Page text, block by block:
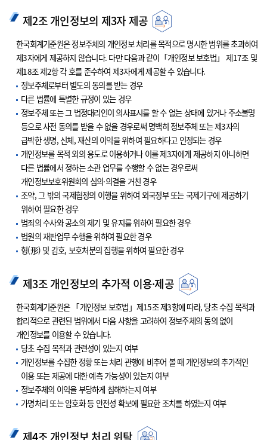
제2조 개인정보의 제3자 제공
한국회계기준원은 정보주체의 개인정보 처리를 목적으로 명시한 범위를 초과하여
제3자에게 제공하지 않습니다. 다만 다음과 같이「개인정보 보호법」 제17조 및
제18조 제2항 각 호를 준수하여 제3자에게 제공할 수 있습니다.
정보주체로부터 별도의 동의를 받는 경우
다른 법률에 특별한 규정이 있는 경우
정보주체 또는 그 법정대리인이 의사표시를 할 수 없는 상태에 있거나 주소불명
등으로 사전 동의를 받을 수 없을 경우로써 명백히 정보주체 또는 제3자의
급박한 생명, 신체, 재산의 이익을 위하여 필요하다고 인정되는 경우
개인정보를 목적 외의 용도로 이용하거나 이를 제3자에게 제공하지 아니하면
다른 법률에서 정하는 소관 업무를 수행할 수 없는 경우로써
개인정보보호위원회의 심의·의결을 거친 경우
조약, 그 밖의 국제협정의 이행을 위하여 외국정부 또는 국제기구에 제공하기
위하여 필요한 경우
범죄의 수사와 공소의 제기 및 유지를 위하여 필요한 경우
법원의 재판업무 수행을 위하여 필요한 경우
형(形) 및 감호, 보호처분의 집행을 위하여 필요한 경우
제3조 개인정보의 추가적 이용·제공
한국회계기준원은 「개인정보 보호법」제15조 제3항에 따라, 당초 수집 목적과
합리적으로 관련된 범위에서 다음 사항을 고려하여 정보주체의 동의 없이
개인정보를 이용할 수 있습니다.
당초 수집 목적과 관련성이 있는지 여부
개인정보를 수집한 정황 또는 처리 관행에 비추어 볼 때 개인정보의 추가적인
이용 또는 제공에 대한 예측 가능성이 있는지 여부
정보주체의 이익을 부당하게 침해하는지 여부
가명처리 또는 암호화 등 안전성 확보에 필요한 조치를 하였는지 여부